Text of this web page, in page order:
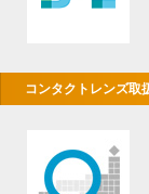
コンタクトレンズ取